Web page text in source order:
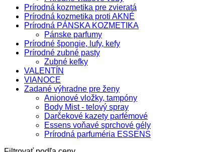
Prírodná kozmetika pre zvieratá
Prírodná kozmetika proti AKNÉ
Prírodná PÁNSKA KOZMETIKA
Pánske parfumy
Prírodné špongie, lufy, kefy
Prírodné zubné pasty
Zubné kefky
VALENTÍN
VIANOCE
Zadané výhradne pre ženy
Anionové vložky, tampóny
Body Mist - telový spray
Darčekové kazety parfémové
Essens voňavé sprchové gély
Prírodná parfuméria ESSENS